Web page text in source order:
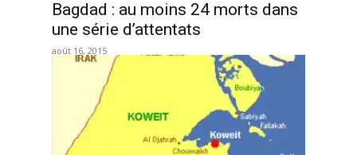
Bagdad : au moins 24 morts dans
une série d’attentats
août 16, 2015